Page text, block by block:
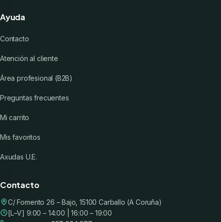
Ayuda
Contacto
Atención al cliente
Área profesional (B2B)
Preguntas frecuentes
Mi carrito
Mis favoritos
Axudas U.E.
Contacto
C/ Fomento 26 – Bajo, 15100 Carballo (A Coruña)
[L–V] 9:00 – 14:00 | 16:00 – 19:00